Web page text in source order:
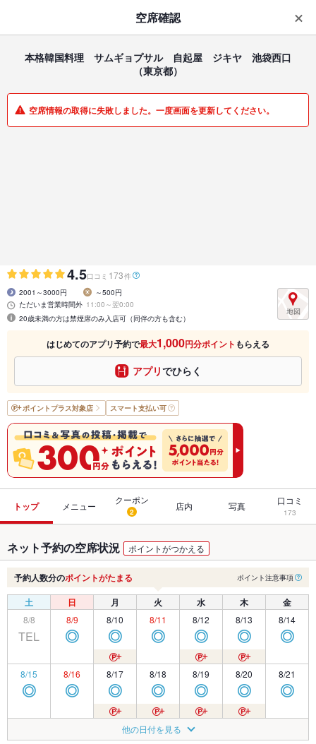
はじめてのアプリ予約で最大1,000円分ポイントもらえる
ダウンロード アプリで開く
4.5口コミ 173件
2001～3000円
～500円
ただいま営業時間外 11:00～翌0:00
20歳未満の方は禁煙席のみ入店可（同伴の方も含む）
はじめてのアプリ予約で最大1,000円分ポイント もらえる
アプリでひらく
ポイントプラス対象店 スマート支払い可
トップ メニュー
クーポン
2 店内 写真 口コミ
173
ネット予約の空席状況 ポイントがつかえる
予約人数分のポイントがたまる ポイント注意事項
土 日 月 火 水 木 金
8/8
TEL
8/9
◎
8/10
◎
8/11
◎
8/12
◎
8/13
◎
8/14
◎
8/15
◎
8/16
◎
8/17
◎
8/18
◎
8/19
◎
8/20
◎
8/21
◎
8/24 8/25 8/26
他の日付を見る
空席確認
本格韓国料理 サムギョプサル 自起屋 ジキヤ 池袋西口
（東京都）
空席情報の取得に失敗しました。一度画面を更新してください。